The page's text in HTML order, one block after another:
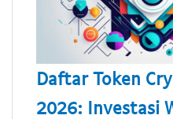
Daftar Token
2026: Investasi